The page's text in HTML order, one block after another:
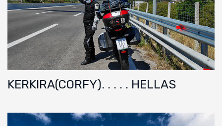
KERKIRA(CORFY). . . . . HELLAS